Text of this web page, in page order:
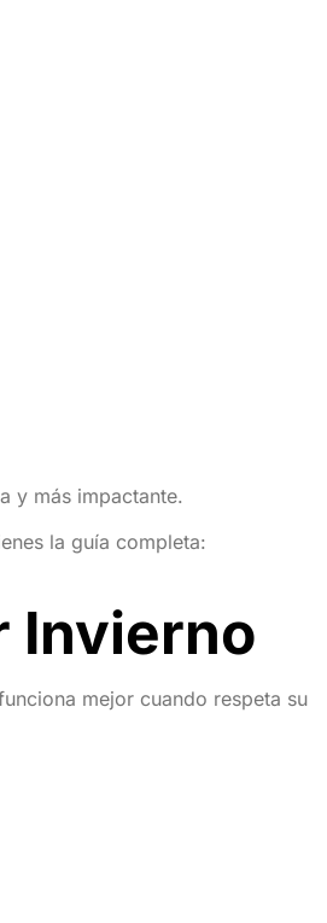
y más impactante.
la guía completa:
Invierno
mejor cuando respeta su